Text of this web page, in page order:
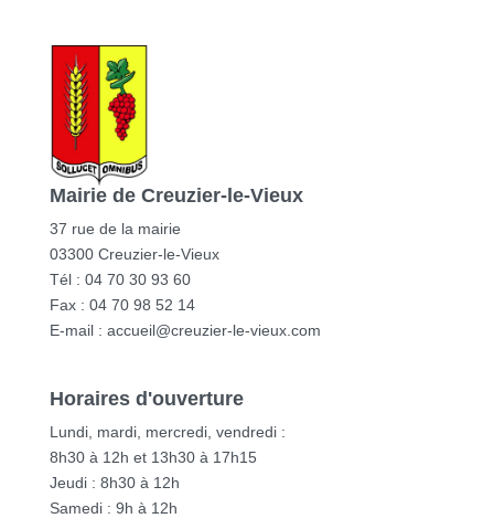
Mairie de Creuzier-le-Vieux
37 rue de la mairie
03300 Creuzier-le-Vieux
Tél : 04 70 30 93 60
Fax : 04 70 98 52 14
E-mail : accueil@creuzier-le-vieux.com
Horaires d'ouverture
Lundi, mardi, mercredi, vendredi :
8h30 à 12h et 13h30 à 17h15
Jeudi : 8h30 à 12h
Samedi : 9h à 12h